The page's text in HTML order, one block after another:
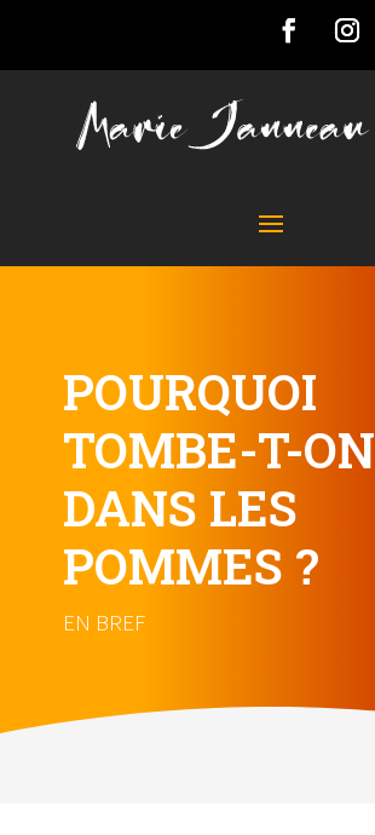
POURQUOI
TOMBE-T-ON
DANS LES
POMMES ?
EN BREF